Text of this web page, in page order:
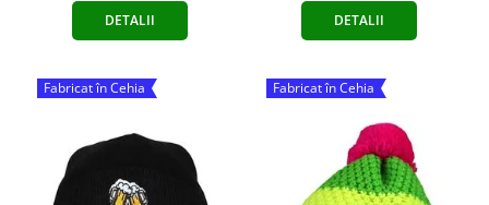
DETALII DETALII
Fabricat în Cehia Fabricat în Cehia